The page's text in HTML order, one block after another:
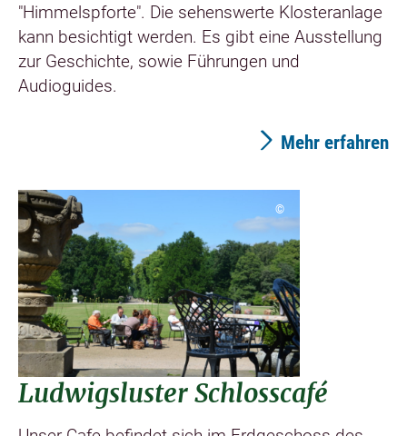
"Himmelspforte". Die sehenswerte Klosteranlage
kann besichtigt werden. Es gibt eine Ausstellung
zur Geschichte, sowie Führungen und
Audioguides.
Mehr erfahren
©
Ludwigsluster Schlosscafé